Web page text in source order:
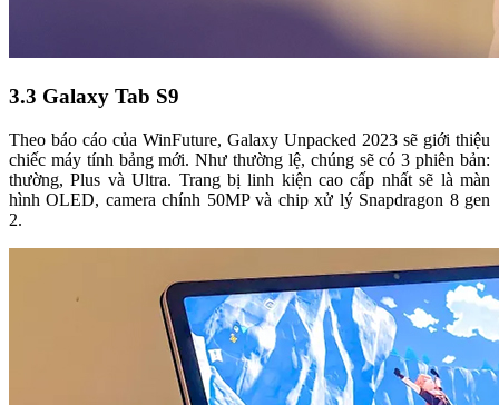
3.3 Galaxy Tab S9
Theo báo cáo của WinFuture, Galaxy Unpacked 2023 sẽ giới thiệu
chiếc máy tính bảng mới. Như thường lệ, chúng sẽ có 3 phiên bản:
thường, Plus và Ultra. Trang bị linh kiện cao cấp nhất sẽ là màn
hình OLED, camera chính 50MP và chip xử lý Snapdragon 8 gen
2.